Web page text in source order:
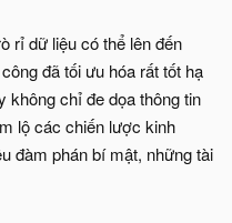
rỉ dữ liệu có thể lên đến
đã tối ưu hóa rất tốt hạ
không chỉ đe dọa thông tin
lộ các chiến lược kinh
đàm phán bí mật, những tài